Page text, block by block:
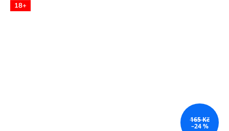
18+
165 Kč
–24 %